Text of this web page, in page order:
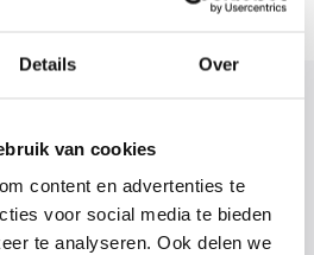
Details Over
van cookies
content en advertenties te
voor social media te bieden
te analyseren. Ook delen we
Voor het monteren van de
kunt u bellen, mailen of langs